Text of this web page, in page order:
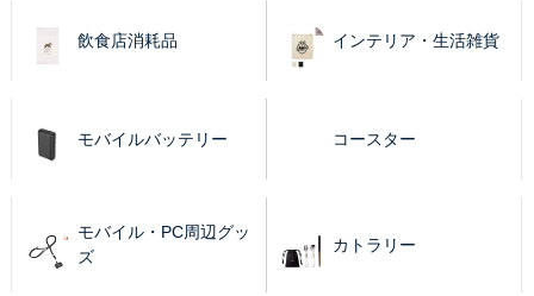
飲食店消耗品 インテリア・生活雑貨
モバイルバッテリー コースター
モバイル・PC周辺グッ
ズ
カトラリー